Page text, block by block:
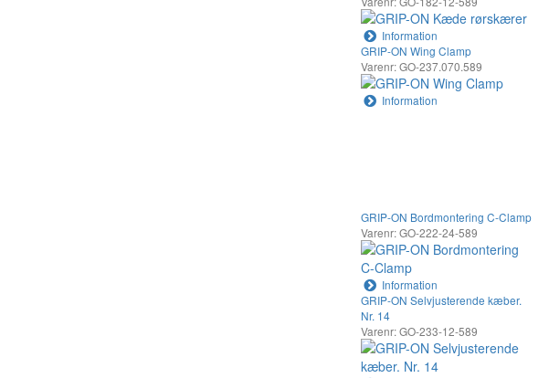
Information
GRIP-ON Wing Clamp
Varenr: GO-237.070.589
Information
GRIP-ON Bordmontering C-Clamp
Varenr: GO-222-24-589
Information
GRIP-ON Selvjusterende kæber.
Nr. 14
Varenr: GO-233-12-589